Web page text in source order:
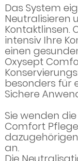
Das System
Neutralisieren
Kontaktlinsen.
intensiv Ihre
einen
Oxysept
besonders für
Sichere
Sie wenden
Comfort
an.